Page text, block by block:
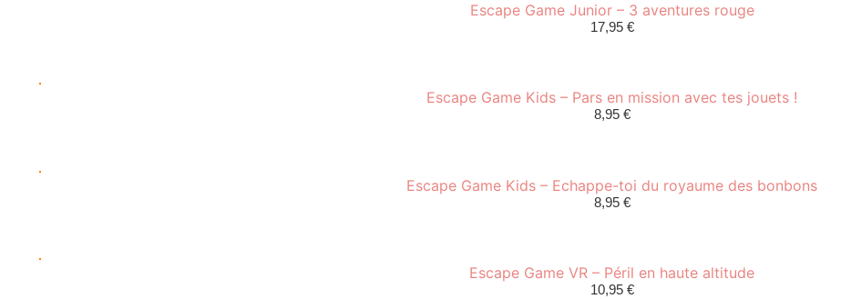
Escape Game Junior – 3 aventures rouge
17,95 €
Escape Game Kids – Pars en mission avec tes jouets !
8,95 €
Escape Game Kids – Echappe-toi du royaume des bonbons
8,95 €
Escape Game VR – Péril en haute altitude
10,95 €